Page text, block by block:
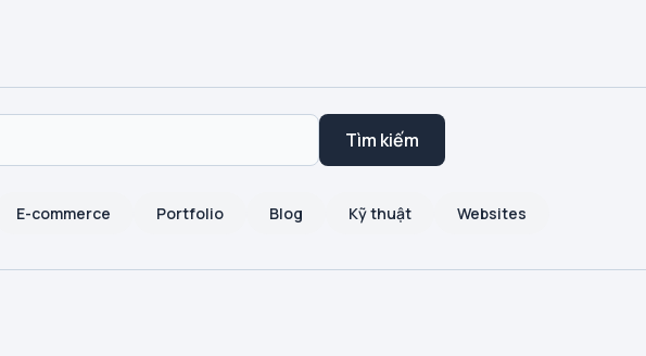
Tìm kiếm
E-commerce Portfolio Blog Kỹ thuật Websites